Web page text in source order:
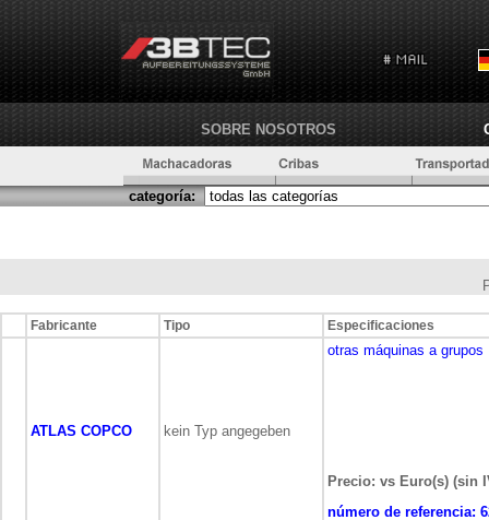
SOBRE NOSOTROS
categoría:
Fabricante Tipo Especificaciones
ATLAS COPCO kein Typ angegeben
otras máquinas a grupos
Precio: vs Euro(s) (sin
número de referencia: